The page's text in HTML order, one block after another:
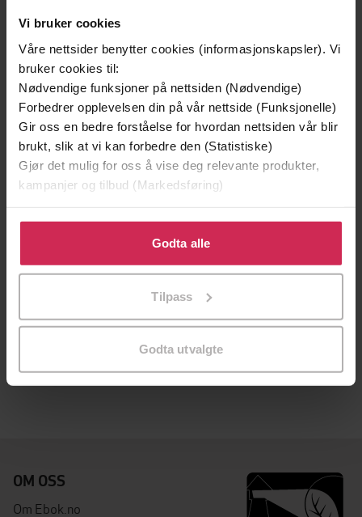
Vi bruker cookies
Våre nettsider benytter cookies (informasjonskapsler). Vi
bruker cookies til:
Nødvendige funksjoner på nettsiden (Nødvendige)
Forbedrer opplevelsen din på vår nettside (Funksjonelle)
Gir oss en bedre forståelse for hvordan nettsiden vår blir
brukt, slik at vi kan forbedre den (Statistiske)
Gjør det mulig for oss å vise deg relevante produkter,
kampanjer og tilbud (Markedsføring)
Klikk på «Godta alle» for å gi oss ditt samtykke til å
bruke cookies for alle disse formålene. Du kan også
tilpasse ditt samtykke til spesifikke formål ved å klikke
Godta alle
Tilpass
Godta utvalgte
236,-
Sins of My Father
OM OSS
Om Ebok.no